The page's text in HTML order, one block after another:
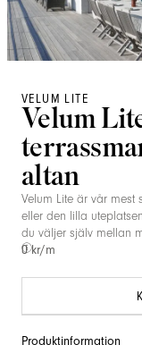
VELUM LITE
Velum
altan
Velum Lite är vår mest
eller den lilla
du väljer själv mellan
0 kr/m
Produktinformation